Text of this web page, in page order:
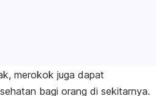
merokok juga dapat
bagi orang di sekitarnya.